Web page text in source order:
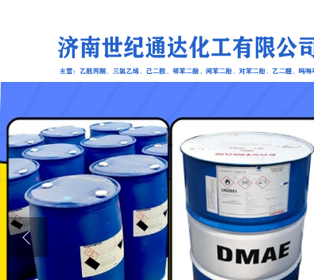
公司首页
公司动态
产品展厅
证书荣誉
联系方式
在线留言